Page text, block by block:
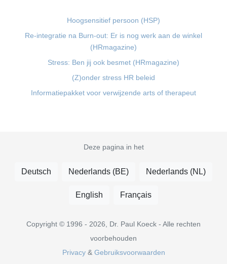
Hoogsensitief persoon (HSP)
Re-integratie na Burn-out: Er is nog werk aan de winkel
(HRmagazine)
Stress: Ben jij ook besmet (HRmagazine)
(Z)onder stress HR beleid
Informatiepakket voor verwijzende arts of therapeut
Deze pagina in het
Deutsch Nederlands (BE) Nederlands (NL)
English Français
Copyright © 1996 - 2026, Dr. Paul Koeck - Alle rechten
voorbehouden
Privacy& Gebruiksvoorwaarden